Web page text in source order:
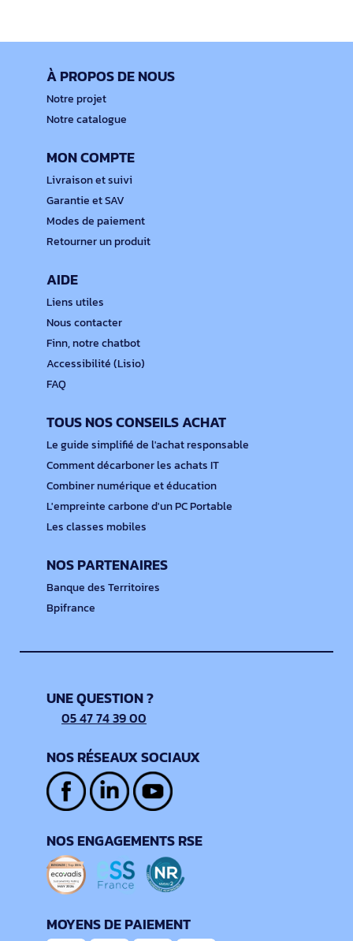
À PROPOS DE NOUS
Notre projet
Notre catalogue
MON COMPTE
Livraison et suivi
Garantie et SAV
Modes de paiement
Retourner un produit
AIDE
Liens utiles
Nous contacter
Finn, notre chatbot
Accessibilité (Lisio)
FAQ
TOUS NOS CONSEILS ACHAT
Le guide simplifié de l'achat responsable
Comment décarboner les achats IT
Combiner numérique et éducation
L'empreinte carbone d'un PC Portable
Les classes mobiles
NOS PARTENAIRES
Banque des Territoires
Bpifrance
UNE QUESTION ?
05 47 74 39 00
NOS RÉSEAUX SOCIAUX
NOS ENGAGEMENTS RSE
MOYENS DE PAIEMENT